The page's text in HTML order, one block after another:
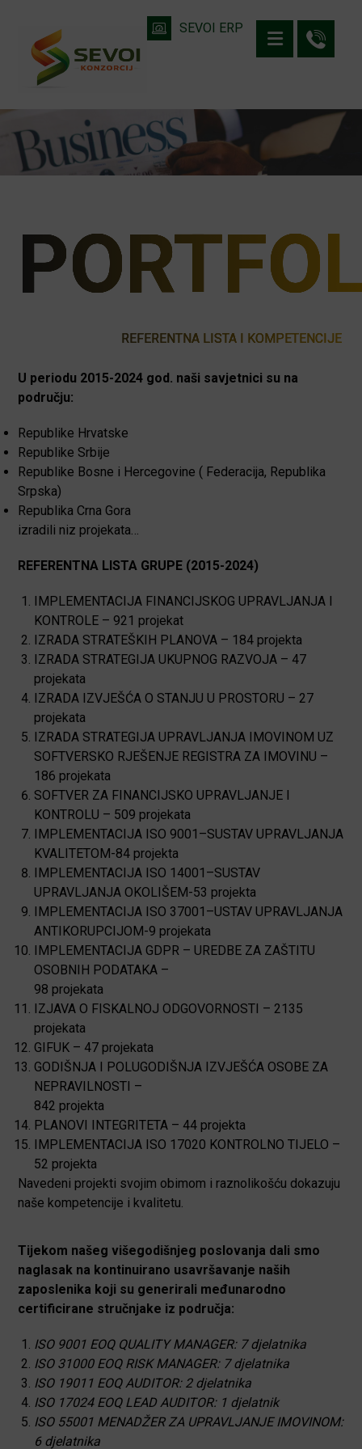
SEVOI ERP
REFERENTNA LISTA I KOMPETENCIJE
U periodu 2015-2024 god. naši savjetnici su na
području:
Republike Hrvatske
Republike Srbije
Republike Bosne i Hercegovine ( Federacija, Republika
Srpska)
Republika Crna Gora
izradili niz projekata…
REFERENTNA LISTA GRUPE (2015-2024)
IMPLEMENTACIJA FINANCIJSKOG UPRAVLJANJA I
KONTROLE – 921 projekat
IZRADA STRATEŠKIH PLANOVA – 184 projekta
IZRADA STRATEGIJA UKUPNOG RAZVOJA – 47
projekata
IZRADA IZVJEŠĆA O STANJU U PROSTORU – 27
projekata
IZRADA STRATEGIJA UPRAVLJANJA IMOVINOM UZ
SOFTVERSKO RJEŠENJE REGISTRA ZA IMOVINU –
186 projekata
SOFTVER ZA FINANCIJSKO UPRAVLJANJE I
KONTROLU – 509 projekata
IMPLEMENTACIJA ISO 9001–SUSTAV UPRAVLJANJA
KVALITETOM-84 projekta
IMPLEMENTACIJA ISO 14001–SUSTAV
UPRAVLJANJA OKOLIŠEM-53 projekta
IMPLEMENTACIJA ISO 37001–USTAV UPRAVLJANJA
ANTIKORUPCIJOM-9 projekata
IMPLEMENTACIJA GDPR – UREDBE ZA ZAŠTITU
OSOBNIH PODATAKA –
98 projekata
IZJAVA O FISKALNOJ ODGOVORNOSTI – 2135
projekata
GIFUK – 47 projekata
GODIŠNJA I POLUGODIŠNJA IZVJEŠĆA OSOBE ZA
NEPRAVILNOSTI –
842 projekta
PLANOVI INTEGRITETA – 44 projekta
IMPLEMENTACIJA ISO 17020 KONTROLNO TIJELO –
52 projekta
Navedeni projekti svojim obimom i raznolikošću dokazuju
naše kompetencije i kvalitetu.
Tijekom našeg višegodišnjeg poslovanja dali smo
naglasak na kontinuirano usavršavanje naših
zaposlenika koji su generirali međunarodno
certificirane stručnjake iz područja:
ISO 9001 EOQ QUALITY MANAGER: 7 djelatnika
ISO 31000 EOQ RISK MANAGER: 7 djelatnika
ISO 19011 EOQ AUDITOR: 2 djelatnika
ISO 17024 EOQ LEAD AUDITOR: 1 djelatnik
ISO 55001 MENADŽER ZA UPRAVLJANJE IMOVINOM:
6 djelatnika